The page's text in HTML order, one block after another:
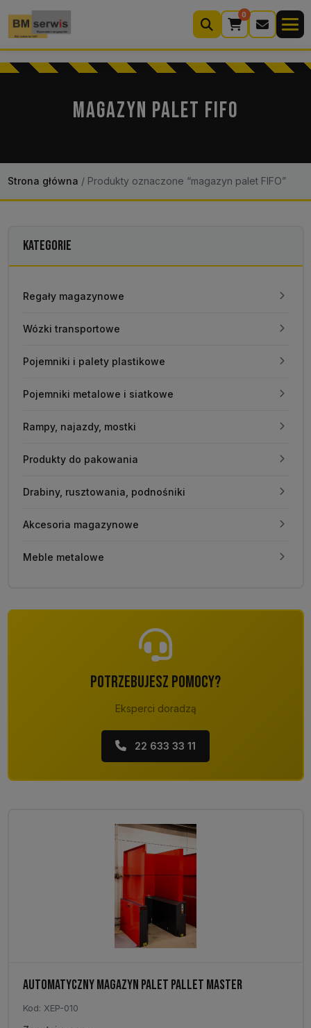
0
Wyszukiwarka
produktów
Kontakt 22 633 33 11
MAGAZYN PALET FIFO
Strona główna /Produkty oznaczone “magazyn palet FIFO”
KATEGORIE
Regały magazynowe
Wózki transportowe
Pojemniki i palety plastikowe
Pojemniki metalowe i siatkowe
Rampy, najazdy, mostki
Produkty do pakowania
Drabiny, rusztowania, podnośniki
Akcesoria magazynowe
Meble metalowe
POTRZEBUJESZ POMOCY?
Eksperci doradzą
22 633 33 11
AUTOMATYCZNY MAGAZYN PALET PALLET MASTER
Kod: XEP-010